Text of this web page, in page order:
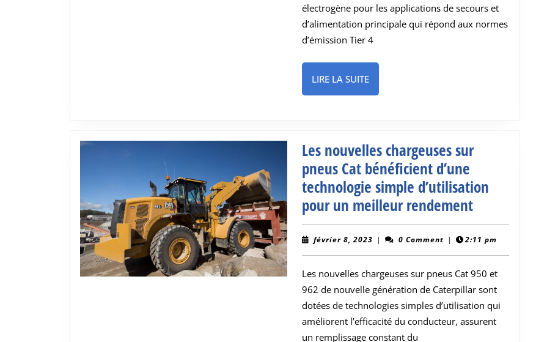
Caterpillar
répond
des
normes
avancées
électrogène pour les applications de secours et
d’alimentation principale qui répond aux normes
d’émission Tier 4
LIRE LA SUITELIRE
LA
Les nouvelles chargeuses sur
pneus Cat bénéficient d’une
technologie simple d’utilisation
pour un meilleur rendementLes
nouvelles
chargeuses
sur
pneus
Cat
bénéficient
février 8, 2023 février
| 0 Comment | 2:11 pm
Les nouvelles chargeuses sur pneus Cat 950 et
962 de nouvelle génération de Caterpillar sont
dotées de technologies simples d’utilisation qui
améliorent l’efficacité du conducteur, assurent
un remplissage constant du